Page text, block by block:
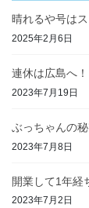
晴れるや号は
2025年2月6日
連休は広島へ！
2023年7月19日
ぶっちゃんの秘
2023年7月8日
開業して1年経
2023年7月2日